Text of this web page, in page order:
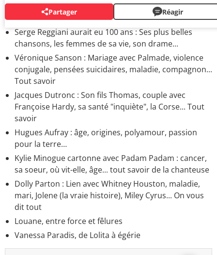
Partager Réagir
CHANTEURS
Serge Reggiani aurait eu 100 ans : Ses plus belles
chansons, les femmes de sa vie, son drame...
Véronique Sanson : Mariage avec Palmade, violence
conjugale, pensées suicidaires, maladie, compagnon...
Tout savoir
Jacques Dutronc : Son fils Thomas, couple avec
Françoise Hardy, sa santé "inquiète", la Corse... Tout
savoir
Hugues Aufray : âge, origines, polyamour, passion
pour la terre…
Kylie Minogue cartonne avec Padam Padam : cancer,
sa soeur, où vit-elle, âge... tout savoir de la chanteuse
Dolly Parton : Lien avec Whitney Houston, maladie,
mari, Jolene (la vraie histoire), Miley Cyrus... On vous
dit tout
Louane, entre force et fêlures
Vanessa Paradis, de Lolita à égérie